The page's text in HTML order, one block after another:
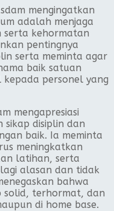
mengingatkan
adalah menjaga
serta kehormatan
pentingnya
serta meminta agar
baik satuan
personel yang
mengapresiasi
disiplin dan
baik. Ia meminta
meningkatkan
latihan, serta
alasan dan tidak
bahwa
solid, terhormat, dan
di home base.